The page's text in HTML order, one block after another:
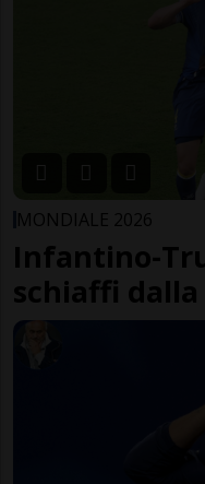
MONDIALE 2026
Infantino-
schiaffi dalla